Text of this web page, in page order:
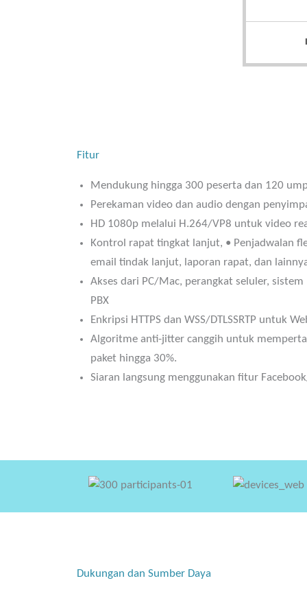
Fitur
Mendukung hingga 300 peserta dan 120
Perekaman video dan audio dengan
HD 1080p melalui H.264/VP8 untuk video
Kontrol rapat tingkat lanjut, • Penjadwalan
email tindak lanjut, laporan rapat, dan
Akses dari PC/Mac, perangkat seluler,
PBX
Enkripsi HTTPS dan WSS/DTLSSRTP untuk
Algoritme anti-jitter canggih untuk
paket hingga 30%.
Siaran langsung menggunakan fitur
Dukungan dan Sumber Daya